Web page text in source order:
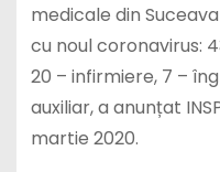
medicale din
cu noul coronavirus:
20 – infirmiere, 7 –
auxiliar, a anunțat
martie 2020.